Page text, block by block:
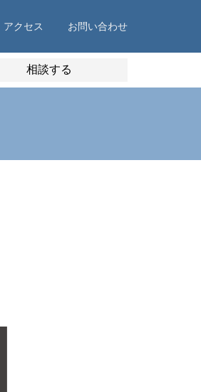
アクセス お問い合わせ
相談する